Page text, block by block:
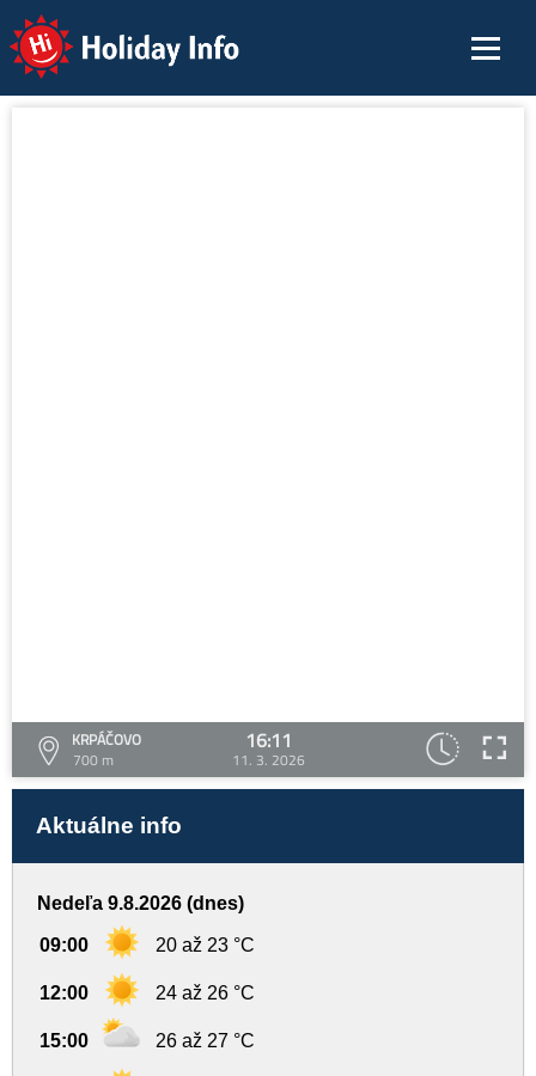
Holiday Info
KRPÁČOVO
700 m
16:11
11. 3. 2026
Aktuálne info
Nedeľa 9.8.2026 (dnes)
09:00 20 až 23 °C
12:00 24 až 26 °C
15:00 26 až 27 °C